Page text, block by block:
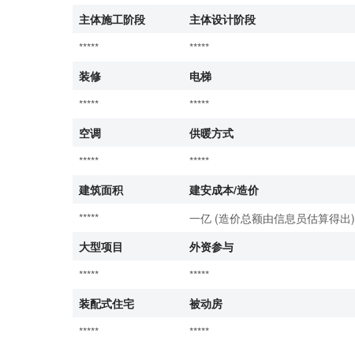
主体施工阶段
主体设计阶段
*****
*****
装修
电梯
*****
*****
空调
供暖方式
*****
*****
建筑面积
建安成本/造价
*****
一亿 (造价总额由信息员估算得出)
大型项目
外资参与
*****
*****
装配式住宅
被动房
*****
*****